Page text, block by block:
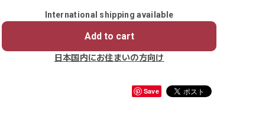
International shipping available
Add to cart
日本国内にお住まいの方向け
Save